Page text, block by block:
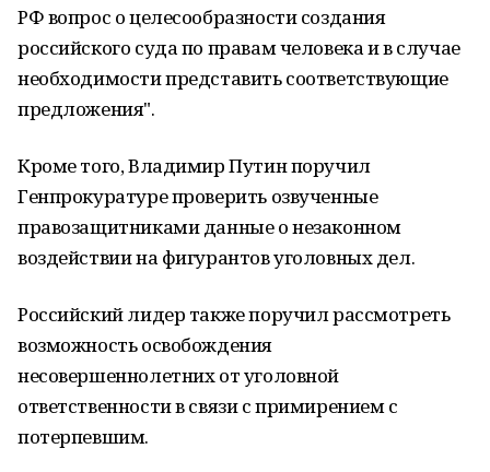
РФ вопрос о целесообразности создания
российского суда по правам человека и в случае
необходимости представить соответствующие
предложения".
Кроме того, Владимир Путин поручил
Генпрокуратуре проверить озвученные
правозащитниками данные о незаконном
воздействии на фигурантов уголовных дел.
Российский лидер также поручил рассмотреть
возможность освобождения
несовершеннолетних от уголовной
ответственности в связи с примирением с
потерпевшим.